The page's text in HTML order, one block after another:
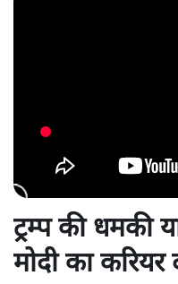
ट्रम्प की धमकी
मोदी का करियर